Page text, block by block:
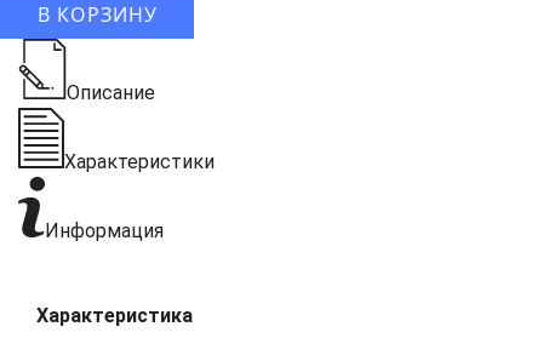
В КОРЗИНУ
Описание
Характеристики
Информация
Характеристика